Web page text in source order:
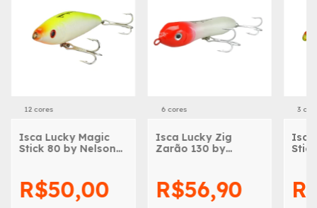
12 cores
Isca Lucky Magic
Stick 80 by Nelson
R$50,00
6 cores
Isca Lucky Zig
Zarão 130 by
R$56,90
3
Isca